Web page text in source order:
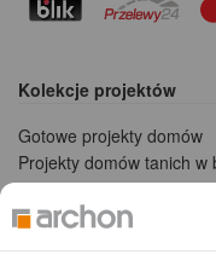
Kolekcje projektów
Gotowe projekty domów
Projekty domów tanich w
Projekty domów
Projekty małych domów